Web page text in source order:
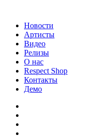
Новости
Артисты
Видео
Релизы
О нас
Respect Shop
Контакты
Демо